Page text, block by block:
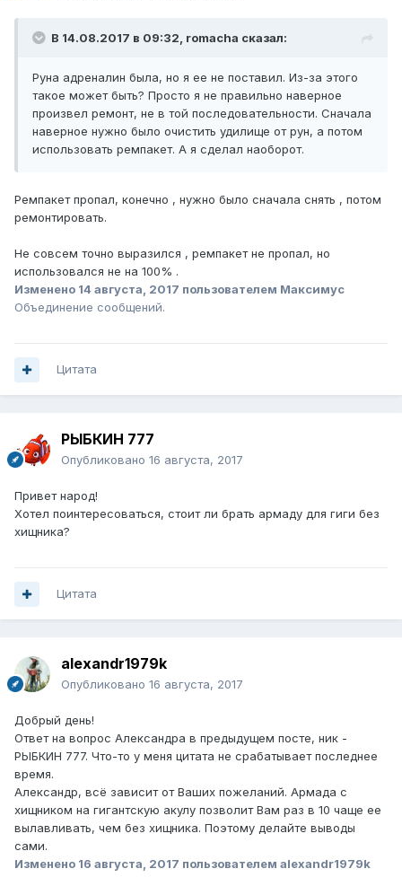
В 14.08.2017 в 09:32, romacha сказал:
Руна адреналин была, но я ее не поставил. Из-за этого
такое может быть? Просто я не правильно наверное
произвел ремонт, не в той последовательности. Сначала
наверное нужно было очистить удилище от рун, а потом
использовать ремпакет. А я сделал наоборот.
Ремпакет пропал, конечно , нужно было сначала снять , потом
ремонтировать.
Не совсем точно выразился , ремпакет не пропал, но
использовался не на 100% .
Изменено 14 августа, 2017 пользователем Максимус
Объединение сообщений.
Цитата
РЫБКИН 777
Опубликовано 16 августа, 2017
Привет народ!
Хотел поинтересоваться, стоит ли брать армаду для гиги без
хищника?
Цитата
alexandr1979k
Опубликовано 16 августа, 2017
Добрый день!
Ответ на вопрос Александра в предыдущем посте, ник -
РЫБКИН 777. Что-то у меня цитата не срабатывает последнее
время.
Александр, всё зависит от Ваших пожеланий. Армада с
хищником на гигантскую акулу позволит Вам раз в 10 чаще ее
вылавливать, чем без хищника. Поэтому делайте выводы
сами.
Изменено 16 августа, 2017 пользователем alexandr1979k